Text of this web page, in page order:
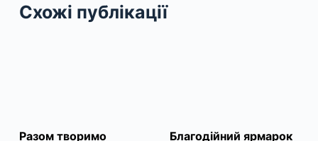
Схожі публікації
Разом творимо
Благодійний ярмарок